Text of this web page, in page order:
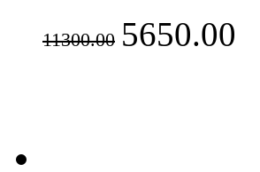
11300.00 5650.00